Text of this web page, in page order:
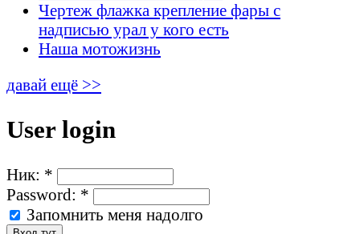
Чертеж флажка крепление фары с
надписью урал у кого есть
Наша мотожизнь
давай ещё >>
User login
Ник: *
Password: *
Запомнить меня надолго